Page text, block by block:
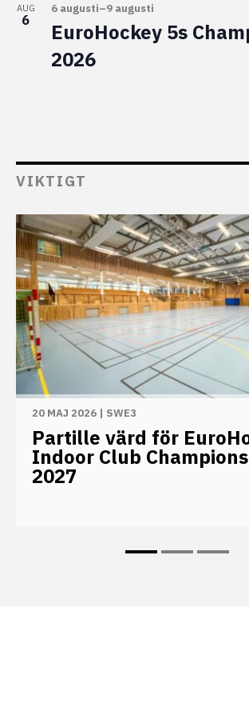
AUG
6
6 augusti–9 augusti
EuroHockey 5s
2026
VIKTIGT
20 MAJ 2026 | SWE3
Partille värd för
Indoor Club
2027